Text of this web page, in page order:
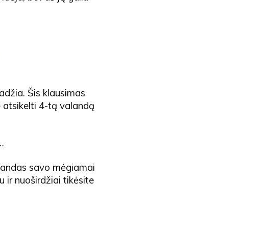
Šis klausimas
atsikelti 4-tą valandą
savo mėgiamai
ir nuoširdžiai tikėsite